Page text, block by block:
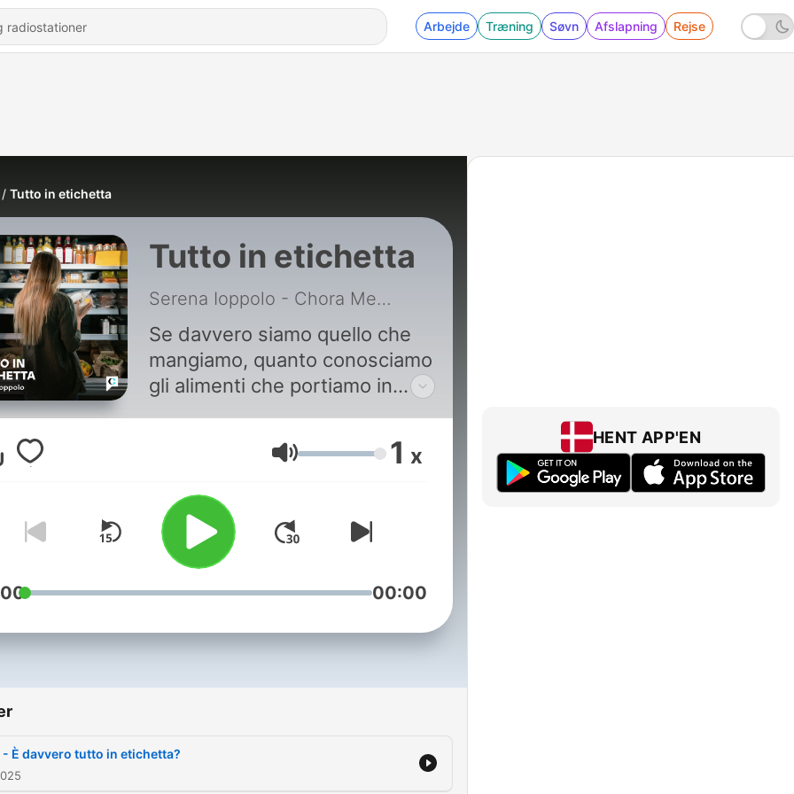
Arbejde Træning Søvn Afslapning Rejse
Tutto in etichetta
Tutto in etichetta
Serena Ioppolo - Chora Media
Se davvero siamo quello che
mangiamo, quanto conosciamo
gli alimenti che portiamo in
raccontarceli è l’etichetta
alimentare, la carta d’identità
riportate in etichetta non sono
sempre chiare e immediate.
Anzi, più che leggerla, spesso
sembra di doverla decifrare!
podcast pensata per orientarci
dell’etichetta e nelle nostre
Serena Ioppolo ci accompagna
Lydstyrke 1 x
00:00
- È davvero tutto in etichetta?
HENT APP'EN